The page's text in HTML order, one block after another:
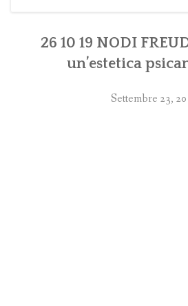
26 10 19 NODI
un’estetica
Settembre 23,